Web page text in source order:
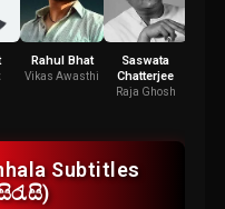
Rahul Bhat
Vikas Awasthi
Saswata
Chatterjee
Raja Ghosh
Subtitles